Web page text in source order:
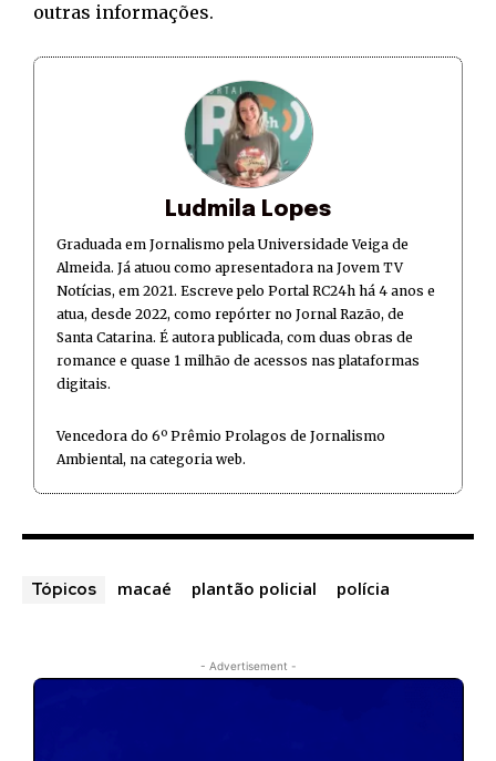
outras informações.
Ludmila Lopes
Graduada em Jornalismo pela Universidade Veiga de
Almeida. Já atuou como apresentadora na Jovem TV
Notícias, em 2021. Escreve pelo Portal RC24h há 4 anos e
atua, desde 2022, como repórter no Jornal Razão, de
Santa Catarina. É autora publicada, com duas obras de
romance e quase 1 milhão de acessos nas plataformas
digitais.
Vencedora do 6º Prêmio Prolagos de Jornalismo
Ambiental, na categoria web.
Tópicos macaé plantão policial polícia
- Advertisement -